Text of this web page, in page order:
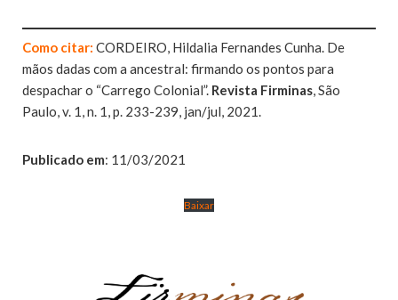
Como citar: CORDEIRO, Hildalia Fernandes Cunha. De
mãos dadas com a ancestral: firmando os pontos para
despachar o “Carrego Colonial”. Revista Firminas , São
Paulo, v. 1, n. 1, p. 233-239, jan/jul, 2021.
Publicado em: 11/03/2021
Baixar